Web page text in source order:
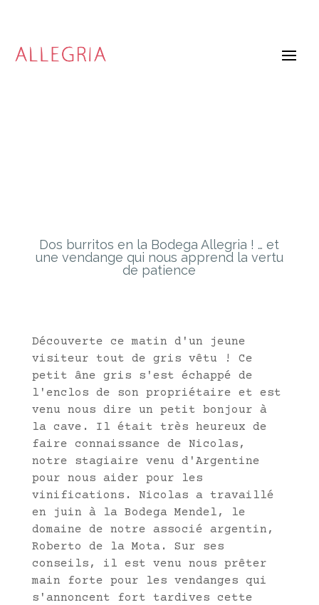
Dos burritos en la Bodega Allegria ! … et
une vendange qui nous apprend la vertu
de patience
Découverte ce matin d'un jeune
visiteur tout de gris vêtu ! Ce
petit âne gris s'est échappé de
l'enclos de son propriétaire et est
venu nous dire un petit bonjour à
la cave. Il était très heureux de
faire connaissance de Nicolas,
notre stagiaire venu d'Argentine
pour nous aider pour les
vinifications. Nicolas a travaillé
en juin à la Bodega Mendel, le
domaine de notre associé argentin,
Roberto de la Mota. Sur ses
conseils, il est venu nous prêter
main forte pour les vendanges qui
s'annoncent fort tardives cette